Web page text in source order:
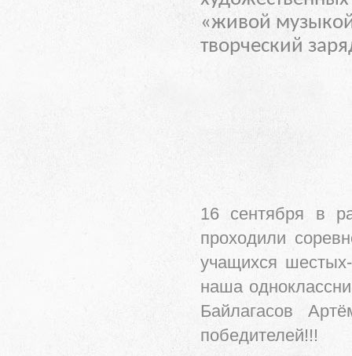
«живой
творческий
16 сентября в
проходили
учащихся
наша
Байлагасов
победителей!!!